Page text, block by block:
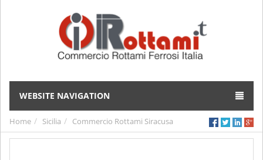
WEBSITE NAVIGATION
Home Sicilia Commercio Rottami Siracusa